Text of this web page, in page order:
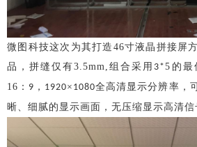
微图科技这次为其打造 46寸液晶拼接屏
品，拼缝仅有3.5mm,组合采用 3*5的最
16： 9 ， 1920× 1080全高清显示分辨率，
晰、细腻的显示画面，无压缩显示高清信